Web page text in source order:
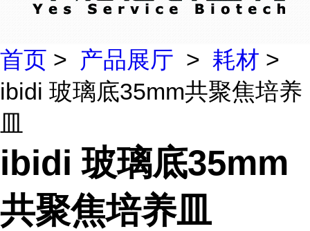
首页 > 产品展厅 > 耗材 >
ibidi 玻璃底35mm共聚焦培养
皿
ibidi 玻璃底35mm
共聚焦培养皿